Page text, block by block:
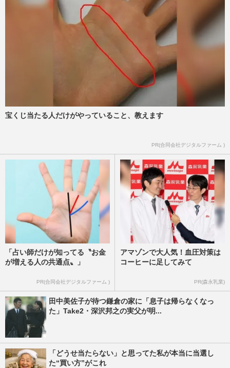
長谷川京子、ミニ丈にルーズソックスの最
新近影が「アラフィフでこれは最強」美し
すぎる私服ショットに大反…
週刊女性PRIME
長谷川京子46歳の美しすぎる“ほうれい線
ゼロ”衝撃すっぴん姿が波紋「全くシワが
ないのが逆に怖い」
週刊女性PRIME
長谷川京子が『酒のツマミになる話』で吐
美魔女キャラがもはやネ…
週刊女性PRIME 2025/2/11
宝くじ当たる人だけがやっていること、教えます
PR(合同会社デジタルファーム )
「占い師だけが知ってる〝お金
が増える人の共通点〟」
PR(合同会社デジタルファーム )
アマゾンで大人気！血圧対策は
コーヒーに足してみて
PR(森永乳業)
田中美佐子が待つ鎌倉の家に「息子は帰らなくなっ
た」Take2・深沢邦之の実父が明...
「どうせ当たらない」と思ってた私が本当に当選し
た“買い方”がこれ